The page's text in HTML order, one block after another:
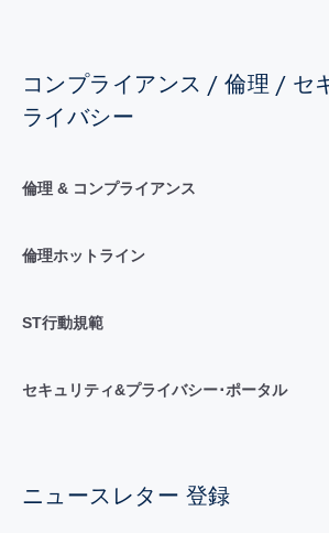
コンプライアンス / 倫理 / セ
ライバシー
倫理 & コンプライアンス
倫理ホットライン
ST行動規範
セキュリティ&プライバシー･ポータル
ニュースレター 登録